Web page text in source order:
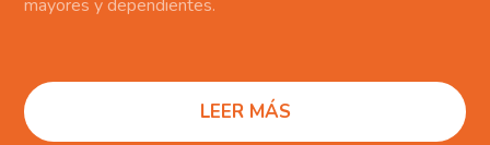
mayores y dependientes.
LEER MÁS